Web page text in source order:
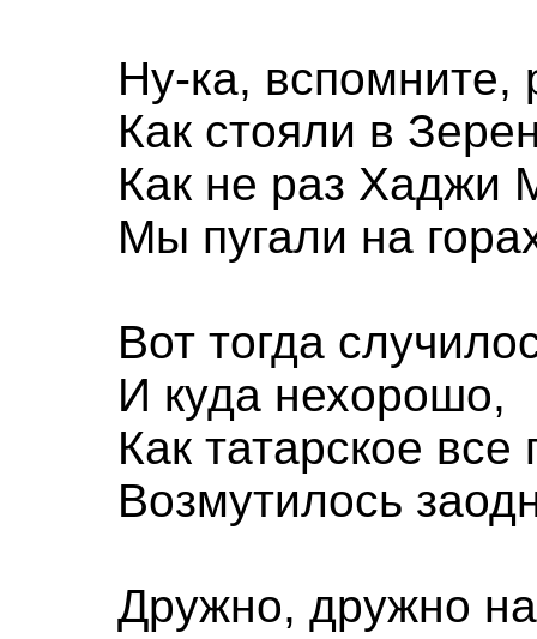
Ну-ка, вспомните,
Как стояли в
Как не раз Хаджи
Мы пугали на
Вот тогда
И куда нехорошо,
Как татарское все
Возмутилось
Дружно, дружно